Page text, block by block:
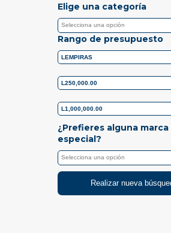
Elige una categoría
Rango de presupuesto
¿Prefieres alguna marca
especial?
Realizar nueva